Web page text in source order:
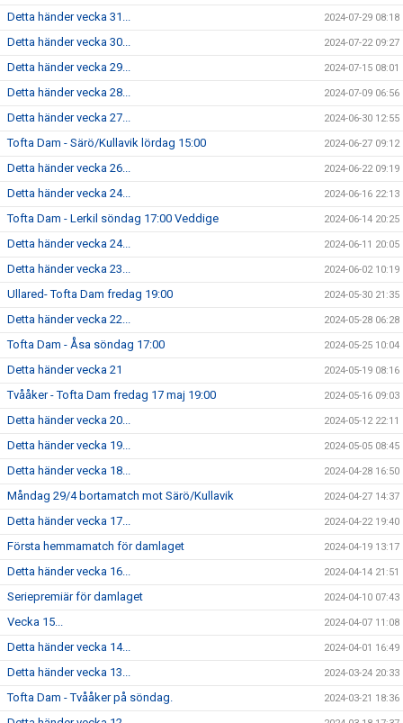
Detta händer vecka 31... 2024-07-29 08:18
Detta händer vecka 30... 2024-07-22 09:27
Detta händer vecka 29... 2024-07-15 08:01
Detta händer vecka 28... 2024-07-09 06:56
Detta händer vecka 27... 2024-06-30 12:55
Tofta Dam - Särö/Kullavik lördag 15:00 2024-06-27 09:12
Detta händer vecka 26... 2024-06-22 09:19
Detta händer vecka 24... 2024-06-16 22:13
Tofta Dam - Lerkil söndag 17:00 Veddige 2024-06-14 20:25
Detta händer vecka 24... 2024-06-11 20:05
Detta händer vecka 23... 2024-06-02 10:19
Ullared- Tofta Dam fredag 19:00 2024-05-30 21:35
Detta händer vecka 22... 2024-05-28 06:28
Tofta Dam - Åsa söndag 17:00 2024-05-25 10:04
Detta händer vecka 21 2024-05-19 08:16
Tvååker - Tofta Dam fredag 17 maj 19:00 2024-05-16 09:03
Detta händer vecka 20... 2024-05-12 22:11
Detta händer vecka 19... 2024-05-05 08:45
Detta händer vecka 18... 2024-04-28 16:50
Måndag 29/4 bortamatch mot Särö/Kullavik 2024-04-27 14:37
Detta händer vecka 17... 2024-04-22 19:40
Första hemmamatch för damlaget 2024-04-19 13:17
Detta händer vecka 16... 2024-04-14 21:51
Seriepremiär för damlaget 2024-04-10 07:43
Vecka 15... 2024-04-07 11:08
Detta händer vecka 14... 2024-04-01 16:49
Detta händer vecka 13... 2024-03-24 20:33
Tofta Dam - Tvååker på söndag. 2024-03-21 18:36